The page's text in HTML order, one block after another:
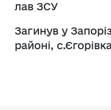
лав ЗСУ
Загинув у
районі,